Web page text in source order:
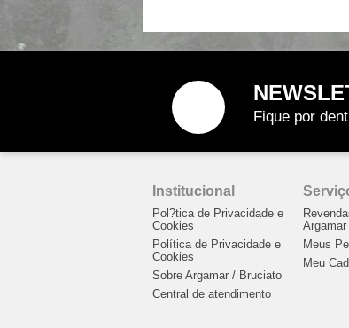
Fique por
Institucional
Pol?tica de Privacidade e
Cookies
Política de Privacidade e
Cookies
Sobre Argamar / Bruciato
Central de atendimento
Argamar
Meus
Meu